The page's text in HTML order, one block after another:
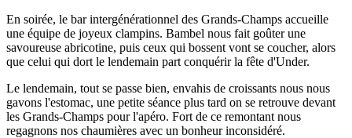
En soirée, le bar intergénérationnel des Grands-Champs accueille
une équipe de joyeux clampins. Bambel nous fait goûter une
savoureuse abricotine, puis ceux qui bossent vont se coucher, alors
que celui qui dort le lendemain part conquérir la fête d'Under.
Le lendemain, tout se passe bien, envahis de croissants nous nous
gavons l'estomac, une petite séance plus tard on se retrouve devant
les Grands-Champs pour l'apéro. Fort de ce remontant nous
regagnons nos chaumières avec un bonheur inconsidéré.